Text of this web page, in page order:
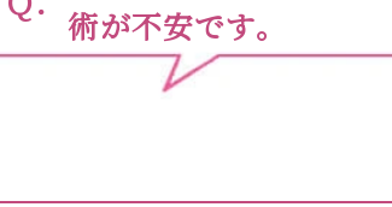
術が不安です。